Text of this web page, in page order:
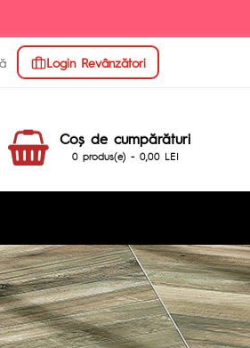
Login Revânzători
Coş de cumpărături
0 produs(e) - 0,00 LEI